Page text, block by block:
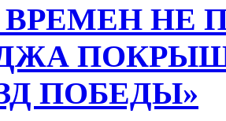
ВРЕМЕН НЕ
ПОБЕДЫ»